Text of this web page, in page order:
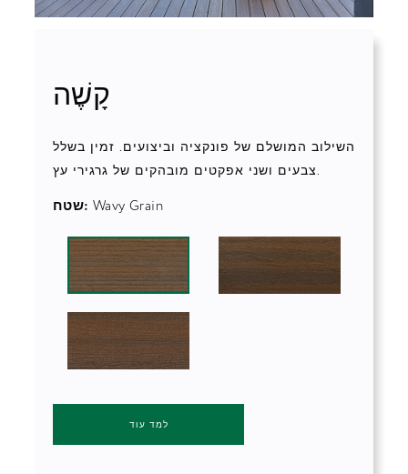
קָשֶׁה
השילוב המושלם של פונקציה וביצועים. זמין בשלל
צבעים ושני אפקטים מובהקים של גרגירי עץ.
שטח: Wavy Grain
למד עוד